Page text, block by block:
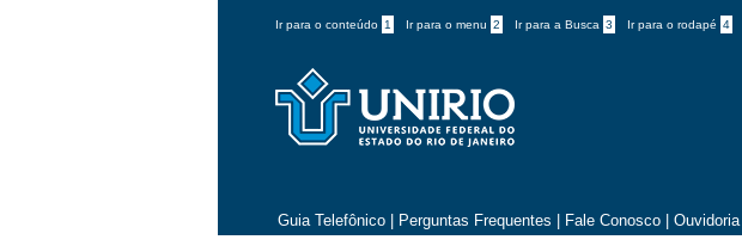
Ir para o conteúdo 1 Ir para o menu 2 Ir para a Busca 3 Ir para o rodapé 4
Guia Telefônico Perguntas Frequentes Fale Conosco Ouvidoria